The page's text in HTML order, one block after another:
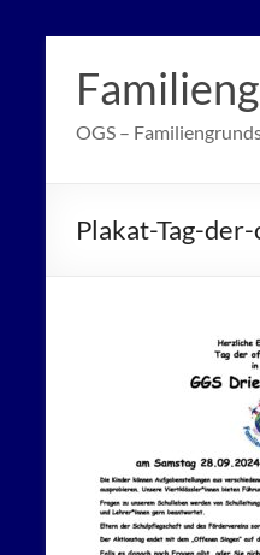
Inhalt
springen
OGS –
Plakat-Tag-